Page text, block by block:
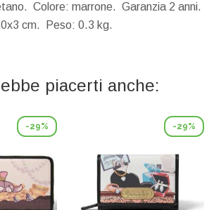
Colore: marrone. Garanzia 2 anni.
cm. Peso: 0.3 kg.
piacerti anche:
-29% -29%